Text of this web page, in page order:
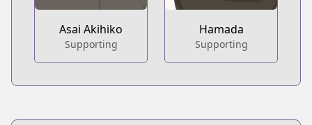
Asai Akihiko
Supporting
Hamada
Supporting